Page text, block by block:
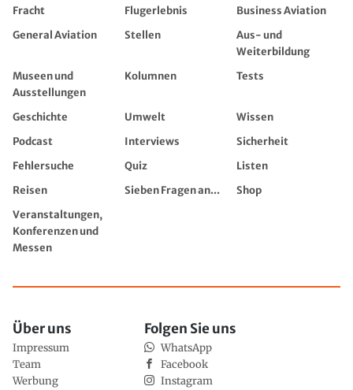
Fracht
Flugerlebnis
Business Aviation
General Aviation
Stellen
Aus- und
Weiterbildung
Museen und
Ausstellungen
Kolumnen Tests
Geschichte Umwelt
Wissen
Podcast
Interviews
Sicherheit
Fehlersuche
Quiz
Listen
Reisen
Sieben Fragen an...
Shop
Veranstaltungen,
Konferenzen und
Messen
Über uns
Impressum
Team
Werbung
Folgen Sie uns
WhatsApp
Facebook
Instagram